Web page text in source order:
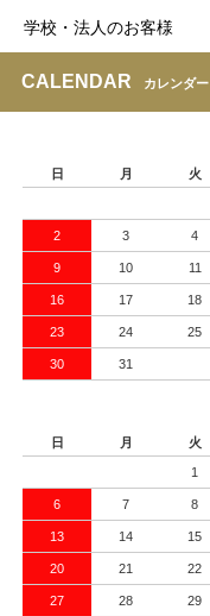
学校・法人のお客様
CALENDAR カレンダー
日
月 火
2 3 4
9 10 11
16 17 18
23 24 25
30 31
日
月 火
1
6 7 8
13 14 15
20 21 22
27 28 29